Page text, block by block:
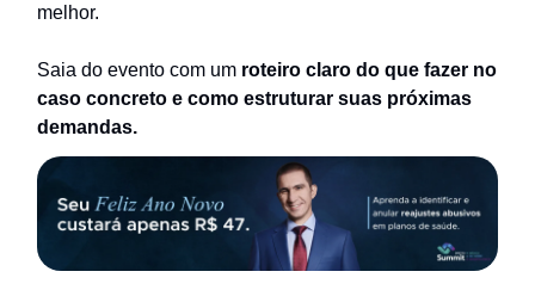
melhor.
Saia do evento com um roteiro claro do que fazer no
caso concreto e como estruturar suas próximas
demandas.